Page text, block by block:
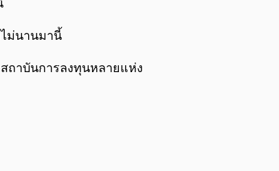
นี้
ไม่นานมานี้
ถาบันการลงทุนหลายแห่ง